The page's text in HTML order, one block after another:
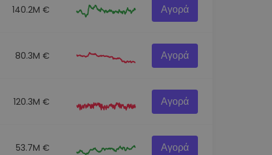
140.2M € Αγορά
80.3M € Αγορά
120.3M € Αγορά
53.7M € Αγορά